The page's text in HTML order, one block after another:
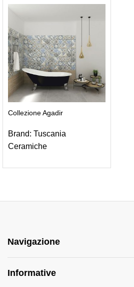
Collezione Agadir
Brand: Tuscania
Ceramiche
Navigazione
Informative